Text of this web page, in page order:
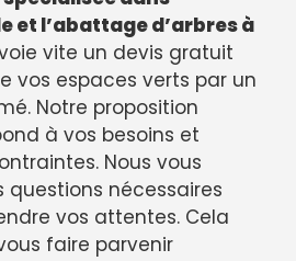
et l’abattage d’arbres à
vite un devis gratuit
vos espaces verts par un
Notre proposition
à vos besoins et
Nous vous
questions nécessaires
vos attentes. Cela
faire parvenir